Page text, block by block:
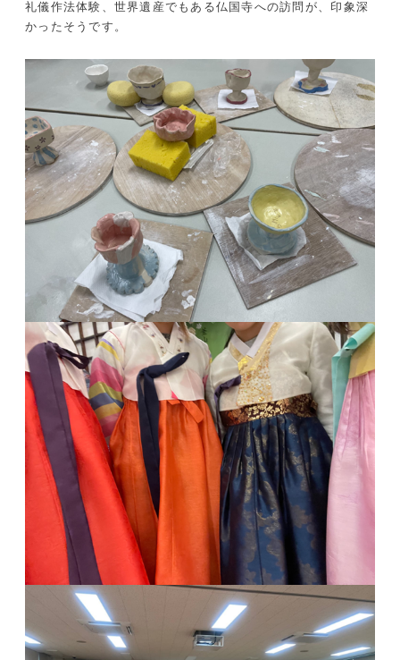
礼儀作法体験、世界遺産でもある仏国寺への訪問が、印象深
かったそうです。